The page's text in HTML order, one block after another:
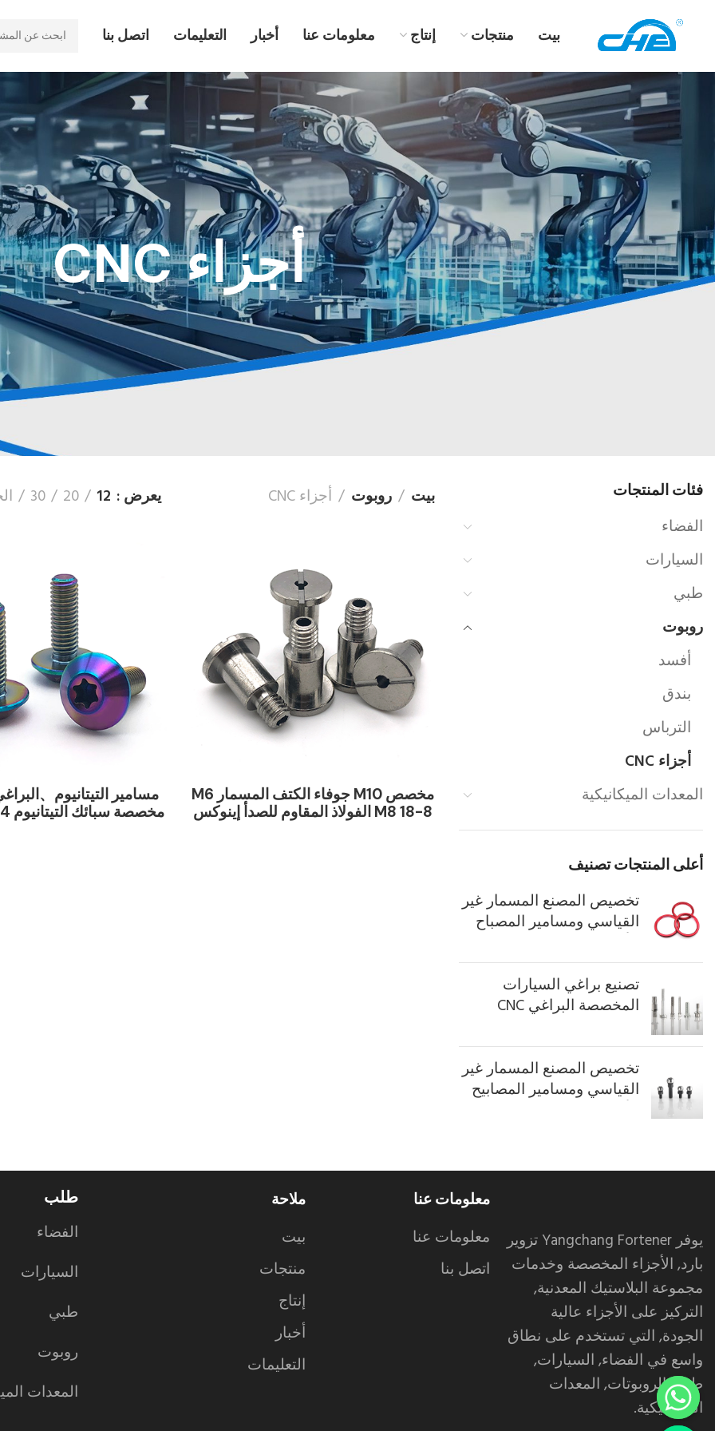
بيت منتجات إنتاج معلومات عنا أخبار التعليمات اتصل بنا
أجزاء CNC
فئات المنتجات
الفضاء
السيارات
طبي
روبوت
أفسد
بندق
الترباس
أجزاء CNC
المعدات الميكانيكية
أعلى المنتجات تصنيف
تخصيص المصنع المسمار غير
القياسي ومسامير المصباح
M6
تصنيع براغي السيارات
المخصصة البراغي CNC
معالجة السحابات المخصصة
على شكل CNC قطع الغيار
تخصيص المصنع المسمار غير
القياسي ومسامير المصابيح
بيت روبوت أجزاء CNC يعرض 12
20
30
مخصص M10 جوفاء الكتف المسمار M6
M8 18-8 الفولاذ المقاوم للصدأ إينوكس
مسامير التيتانيوم、
يوفر Yangchang Fortener تزوير
بارد, الأجزاء المخصصة وخدمات
مجموعة البلاستيك المعدنية,
التركيز على الأجزاء عالية
الجودة, التي تستخدم على نطاق
واسع في الفضاء, السيارات,
طبي, الروبوتات, المعدات
الميكانيكية.
معلومات عنا
معلومات عنا
اتصل بنا
ملاحة
بيت
منتجات
إنتاج
أخبار
التعليمات
طلب
الفضاء
السيارات
طبي
روبوت
المعدات